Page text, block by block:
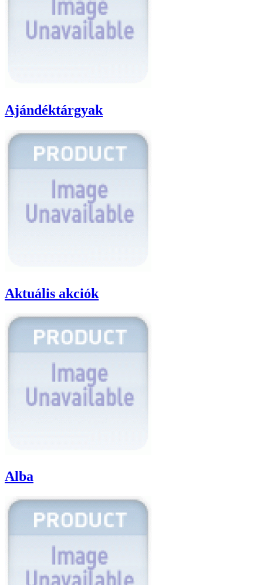
Ajándéktárgyak
Aktuális akciók
Alba